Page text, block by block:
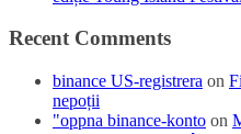
Recent Comments
binance US-registrera on
nepoții
"oppna binance-konto on